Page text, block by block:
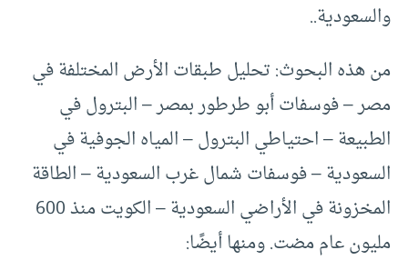
والسعودية..
من هذه البحوث: تحليل طبقات الأرض المختلفة في
مصر – فوسفات أبو طرطور بمصر – البترول في
الطبيعة – احتياطي البترول – المياه الجوفية في
السعودية – فوسفات شمال غرب السعودية – الطاقة
المخزونة في الأراضي السعودية – الكويت منذ 600
مليون عام مضت. ومنها أيضًا: